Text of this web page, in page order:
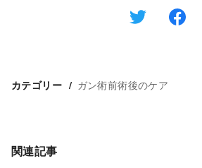
カテゴリー ガン術前術後のケア
関連記事